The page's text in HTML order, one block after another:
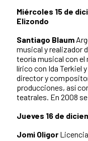
Miércoles 15 de
Elizondo
Santiago Blaum
musical y realizador
teoría musical con el
lírico con Ida Terkiel
director y
producciones, así
teatrales. En 2008
Jueves 16 de
Jomi Oligor